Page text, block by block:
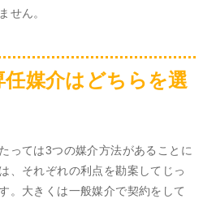
せん。
媒介はどちらを選
っては3つの媒介方法があることに
、それぞれの利点を勘案してじっ
。大きくは一般媒介で契約をして